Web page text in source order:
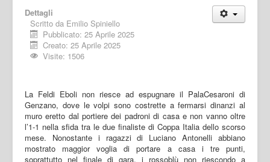
Dettagli
Scritto da Emilio Spiniello
Pubblicato: 25 Aprile 2025
Creato: 25 Aprile 2025
Visite: 1506
La Feldi Eboli non riesce ad espugnare il PalaCesaroni di
Genzano, dove le volpi sono costrette a fermarsi dinanzi al
muro eretto dal portiere dei padroni di casa e non vanno oltre
l’1-1 nella sfida tra le due finaliste di Coppa Italia dello scorso
mese. Nonostante i ragazzi di Luciano Antonelli abbiano
mostrato maggior voglia di portare a casa i tre punti,
soprattutto nel finale di gara, i rossoblù non riescondo a